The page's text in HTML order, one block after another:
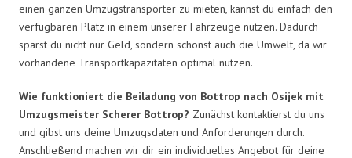
einen ganzen Umzugstransporter zu mieten, kannst du einfach den
verfügbaren Platz in einem unserer Fahrzeuge nutzen. Dadurch
sparst du nicht nur Geld, sondern schonst auch die Umwelt, da wir
vorhandene Transportkapazitäten optimal nutzen.
Wie funktioniert die Beiladung von Bottrop nach Osijek mit
Umzugsmeister Scherer Bottrop? Zunächst kontaktierst du uns
und gibst uns deine Umzugsdaten und Anforderungen durch.
Anschließend machen wir dir ein individuelles Angebot für deine